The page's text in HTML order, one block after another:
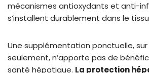
mécanismes antioxydants et anti-
s’installent durablement dans le
Une supplémentation ponctuelle,
seulement, n’apporte pas de
santé hépatique. La protection